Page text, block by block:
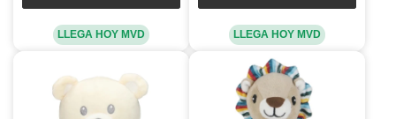
LLEGA HOY MVD LLEGA HOY MVD